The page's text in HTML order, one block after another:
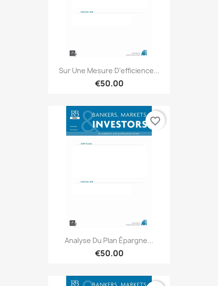
Sur Une Mesure D'efficience...
€50.00
Analyse Du Plan Épargne...
€50.00
favorite_border